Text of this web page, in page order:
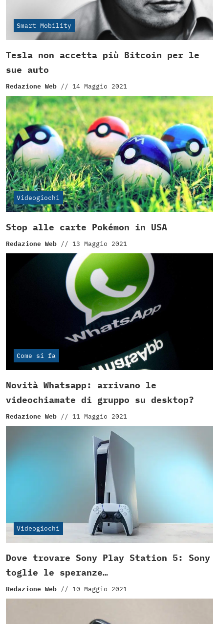
Smart Mobility
Tesla non accetta più Bitcoin per le
sue auto
Redazione Web // 14 Maggio 2021
Videogiochi
Stop alle carte Pokémon in USA
Redazione Web // 13 Maggio 2021
Come si fa
Novità Whatsapp: arrivano le
videochiamate di gruppo su desktop?
Redazione Web // 11 Maggio 2021
Videogiochi
Dove trovare Sony Play Station 5: Sony
toglie le speranze…
Redazione Web // 10 Maggio 2021